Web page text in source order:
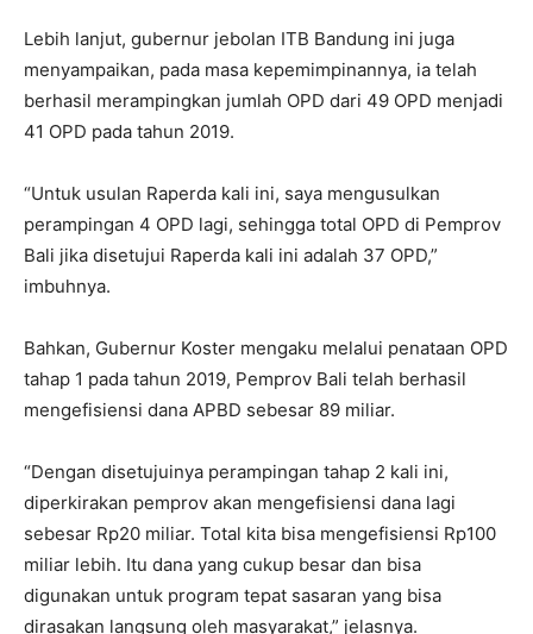
Lebih lanjut, gubernur jebolan ITB Bandung ini juga
menyampaikan, pada masa kepemimpinannya, ia telah
berhasil merampingkan jumlah OPD dari 49 OPD menjadi
41 OPD pada tahun 2019.
“Untuk usulan Raperda kali ini, saya mengusulkan
perampingan 4 OPD lagi, sehingga total OPD di Pemprov
Bali jika disetujui Raperda kali ini adalah 37 OPD,”
imbuhnya.
Bahkan, Gubernur Koster mengaku melalui penataan OPD
tahap 1 pada tahun 2019, Pemprov Bali telah berhasil
mengefisiensi dana APBD sebesar 89 miliar.
“Dengan disetujuinya perampingan tahap 2 kali ini,
diperkirakan pemprov akan mengefisiensi dana lagi
sebesar Rp20 miliar. Total kita bisa mengefisiensi Rp100
miliar lebih. Itu dana yang cukup besar dan bisa
digunakan untuk program tepat sasaran yang bisa
dirasakan langsung oleh masyarakat,” jelasnya.